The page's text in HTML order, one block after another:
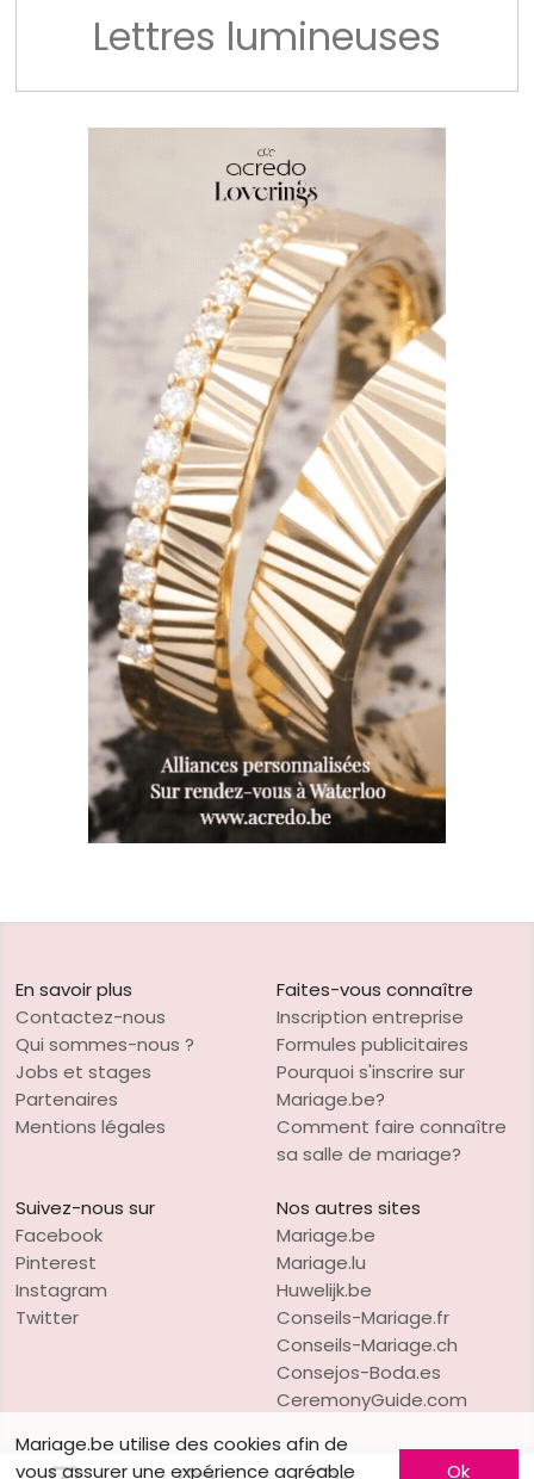
Lettres lumineuses
En savoir plus
Contactez-nous
Qui sommes-nous ?
Jobs et stages
Partenaires
Mentions légales
Faites-vous connaître
Inscription entreprise
Formules publicitaires
Pourquoi s'inscrire sur
Mariage.be?
Comment faire connaître
sa salle de mariage?
Suivez-nous sur
Facebook
Pinterest
Instagram
Twitter
Nos autres sites
Mariage.be
Mariage.lu
Huwelijk.be
Conseils-Mariage.fr
Conseils-Mariage.ch
Consejos-Boda.es
CeremonyGuide.com
Mariage.be utilise des cookies afin de
vous assurer une expérience agréable
Ok